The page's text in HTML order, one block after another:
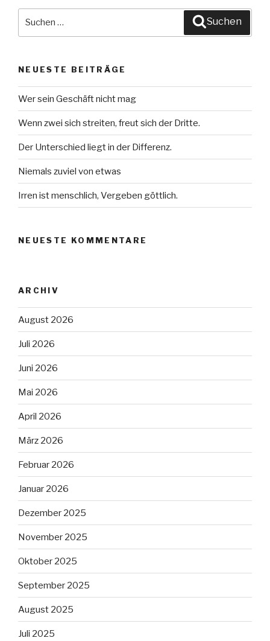
Suchen
NEUESTE BEITRÄGE
Wer sein Geschäft nicht mag
Wenn zwei sich streiten, freut sich der Dritte.
Der Unterschied liegt in der Differenz.
Niemals zuviel von etwas
Irren ist menschlich, Vergeben göttlich.
NEUESTE KOMMENTARE
ARCHIV
August 2026
Juli 2026
Juni 2026
Mai 2026
April 2026
März 2026
Februar 2026
Januar 2026
Dezember 2025
November 2025
Oktober 2025
September 2025
August 2025
Juli 2025